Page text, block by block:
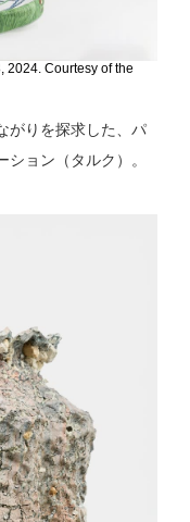
2024. Courtesy of the
がりを探求した、パ
ョン（タルク）。